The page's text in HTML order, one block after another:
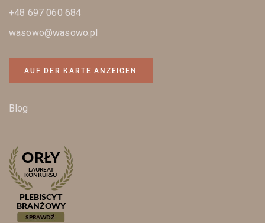
+48 697 060 684
wasowo@wasowo.pl
AUF DER KARTE ANZEIGEN
Blog